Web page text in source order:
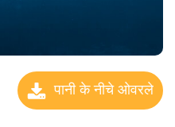
पानी के नीचे ओवरले